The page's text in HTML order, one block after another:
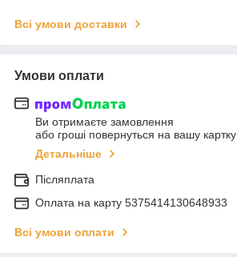
Всі умови доставки
Умови оплати
Ви отримаєте замовлення
або гроші повернуться на вашу картку
Детальніше
Післяплата
Оплата на карту 5375414130648933
Всі умови оплати